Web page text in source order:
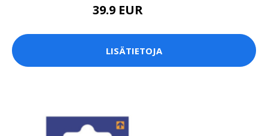
39.9 EUR
LISÄTIETOJA